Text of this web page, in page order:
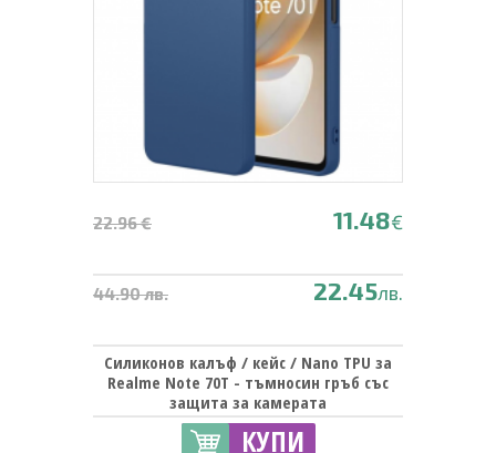
22.96 € 11.48€
44.90 лв. 22.45лв.
Силиконов калъф / кейс / Nano TPU за
Realme Note 70T - тъмносин гръб със
защита за камерата
КУПИ